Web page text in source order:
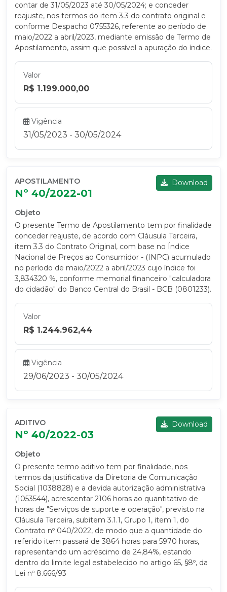
contar de 31/05/2023 até 30/05/2024; e conceder
reajuste, nos termos do item 3.3 do contrato original e
conforme Despacho 0755326, referente ao período de
maio/2022 a abril/2023, mediante emissão de Termo de
Apostilamento, assim que possível a apuração do índice.
Valor
R$ 1.199.000,00
Vigência
31/05/2023 - 30/05/2024
APOSTILAMENTO
Nº 40/2022-01
Download
Objeto
O presente Termo de Apostilamento tem por finalidade
conceder reajuste, de acordo com Cláusula Terceira,
item 3.3 do Contrato Original, com base no Índice
Nacional de Preços ao Consumidor - (INPC) acumulado
no período de maio/2022 a abril/2023 cujo índice foi
3,834320 %, conforme memorial financeiro "calculadora
do cidadão" do Banco Central do Brasil - BCB (0801233).
Valor
R$ 1.244.962,44
Vigência
29/06/2023 - 30/05/2024
ADITIVO
Nº 40/2022-03
Download
Objeto
O presente termo aditivo tem por finalidade, nos
termos da justificativa da Diretoria de Comunicação
Social (1038828) e a devida autorização administrativa
(1053544), acrescentar 2106 horas ao quantitativo de
horas de "Serviços de suporte e operação", previsto na
Cláusula Terceira, subitem 3.1.1, Grupo 1, item 1, do
Contrato nº 040/2022, de modo que a quantidade do
referido item passará de 3864 horas para 5970 horas,
representando um acréscimo de 24,84%, estando
dentro do limite legal estabelecido no artigo 65, §8º, da
Lei nº 8.666/93